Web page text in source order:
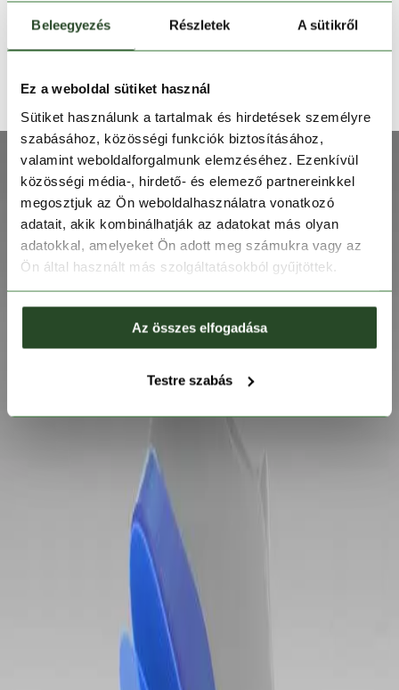
Beleegyezés Részletek A sütikről
Ez a weboldal sütiket használ
Sütiket használunk a tartalmak és hirdetések személyre
szabásához, közösségi funkciók biztosításához,
valamint weboldalforgalmunk elemzéséhez. Ezenkívül
közösségi média-, hirdető- és elemező partnereinkkel
megosztjuk az Ön weboldalhasználatra vonatkozó
adatait, akik kombinálhatják az adatokat más olyan
adatokkal, amelyeket Ön adott meg számukra vagy az
Ön által használt más szolgáltatásokból gyűjtöttek.
Az összes elfogadása
Testre szabás
TERMÉKLEÍRÁS
TERMÉK RÉSZLETEK
TECHNOLÓGIÁK